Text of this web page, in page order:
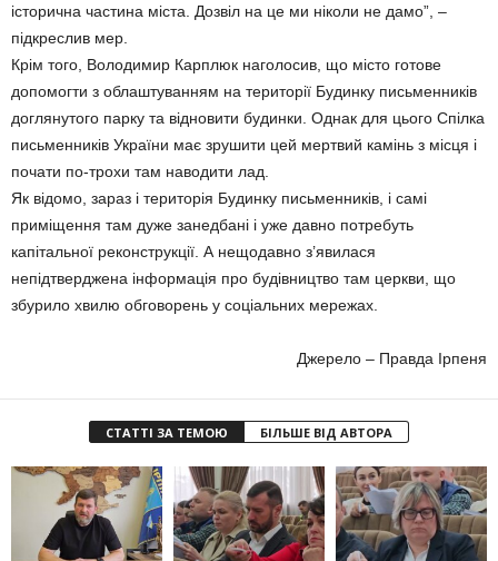
історична частина міста. Дозвіл на це ми ніколи не дамо”, –
підкреслив мер.
Крім того, Володимир Карплюк наголосив, що місто готове
допомогти з облаштуванням на території Будинку письменників
доглянутого парку та відновити будинки. Однак для цього Спілка
письменників України має зрушити цей мертвий камінь з місця і
почати по-трохи там наводити лад.
Як відомо, зараз і територія Будинку письменників, і самі
приміщення там дуже занедбані і уже давно потребуть
капітальної реконструкції. А нещодавно з’явилася
непідтверджена інформація про будівництво там церкви, що
збурило хвилю обговорень у соціальних мережах.
Джерело – Правда Ірпеня
СТАТТІ ЗА ТЕМОЮ БІЛЬШЕ ВІД АВТОРА